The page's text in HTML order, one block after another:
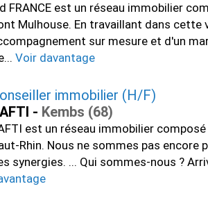
FRANCE est un réseau immobilier
Mulhouse. En travaillant dans cette
sur mesure et d'un
Voir davantage
immobilier (H/F)
- Kembs (68)
est un réseau immobilier
Rhin. Nous ne sommes pas
synergies. ... Qui sommes-nous ?